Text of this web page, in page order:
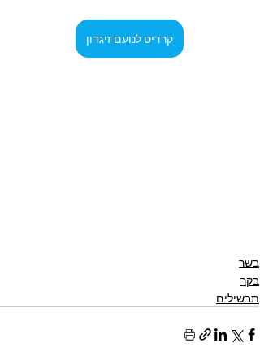
קרדיט לנועם זיגדון
בשר
בקר
תבשילים